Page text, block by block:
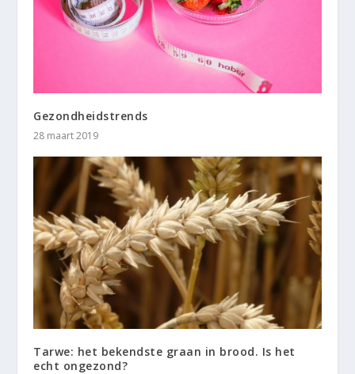
Gezondheidstrends
28 maart 2019
Tarwe: het bekendste graan in brood. Is het
echt ongezond?